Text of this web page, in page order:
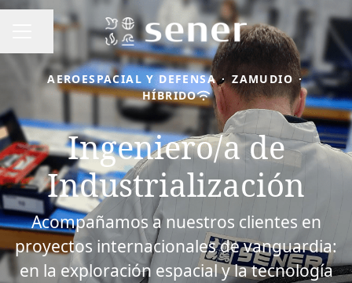
MENÚ DE EMPLEO
Compartir página
AEROESPACIAL Y DEFENSA · ZAMUDIO ·
HÍBRIDO
Ingeniero/a de
Industrialización
Acompañamos a nuestros clientes en
proyectos internacionales de vanguardia:
en la exploración espacial y la tecnología